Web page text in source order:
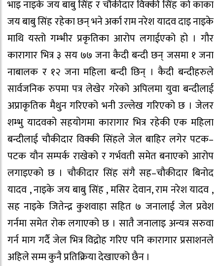
भाइ नाइके जय बाबु सिंह र चौकीदार विक्की सिंह को काका
जय बाबु सिंह रहेका छन् भने अर्का राम नरेश यादव दाइ नाइके
माथि यस्तो गम्भीर प्रकृतिका आरोप लगाईएको हो । गौर
कारागार भित्र ३ सय ७७ जना कैदी बन्दी छन् जसमा १ जना
नाबालक र १२ जना महिला बन्दी छिन् । कैदी बन्दीहरुले
सार्वजनिक रुपमा पत्र लेखेर गरेको अपिलमा युवा बन्दीलाई
अप्राकृतिक मैथुन गरिएको भनी उल्लेख गरिएको छ । जेलर
शम्भु यादवको सहयोगमा कारागार भित्र रहेकी एक महिला
बन्दीलाई चौकीदार विक्की सिंहले जेल बाहिर लगेर पटक–
पटक यौन सम्पर्क राखेको र गर्भवती समेत बनाएको आरोप
लगाइएको छ । चौकीदार सिंह संगै सह–चौकीदार बिनोद
यादव , नाइके जय बाबु सिंह , मसिर देवान, राम नरेश यादव ,
सह नाइके जितेन्द्र कुशवाहा सहित ७ जनालाई जेल प्रवेश
गर्नमा समेत रोक लगाएको छ । सातै जनालाइ अन्यत्र सरुवा
गर्न माग गर्दै जेल भित्र विद्रोह गरिए पनि कारागार प्रसाशनले
अहिले सम्म कुनै प्रतिक्रिया देखाएको छैन ।